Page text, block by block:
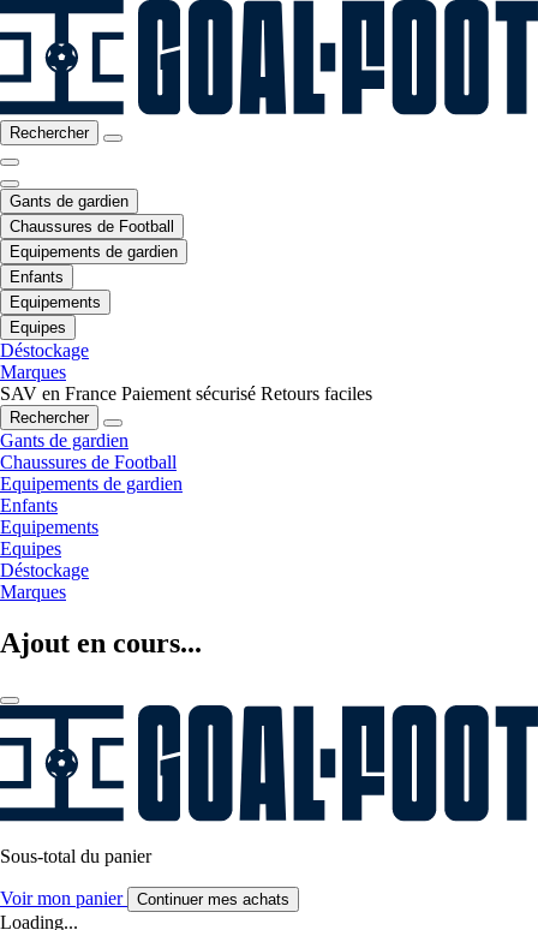
Rechercher
Gants de gardien
Chaussures de Football
Equipements de gardien
Enfants
Equipements
Equipes
Déstockage
Marques
SAV en France Paiement sécurisé Retours faciles
Rechercher
Gants de gardien
Chaussures de Football
Equipements de gardien
Enfants
Equipements
Equipes
Déstockage
Marques
Ajout en cours...
Sous-total du panier
Voir mon panier Continuer mes achats
Loading...